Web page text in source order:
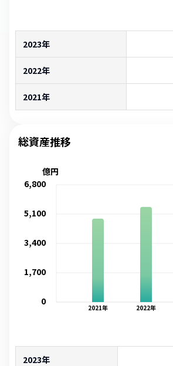
2023年
2022年
2021年
総資産推移
2021年 2022年
0
1,700
3,400
5,100
6,800
億円
2023年